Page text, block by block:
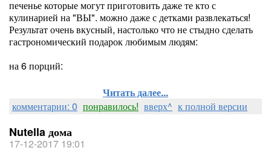
печенье которые могут приготовить даже те кто с
кулинарией на "ВЫ". можно даже с детками развлекаться!
Результат очень вкусный, настолько что не стыдно сделать
гастрономический подарок любимым людям:
на 6 порций:
Читать далее...
комментарии: 0 понравилось! вверх^ к полной версии
Nutella дома
17-12-2017 19:01